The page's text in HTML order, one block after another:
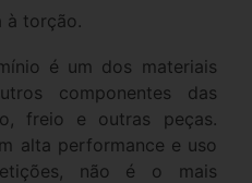
à torção.
é um dos materiais
componentes das
freio e outras peças.
alta performance e uso
não é o mais